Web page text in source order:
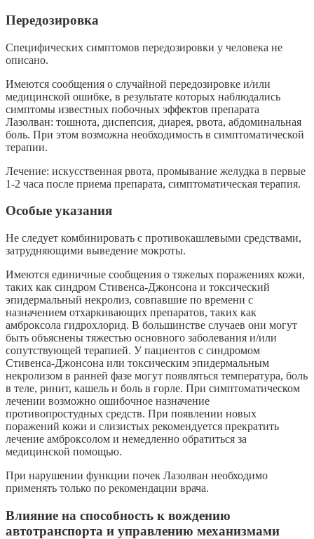
Передозировка
Специфических симптомов передозировки у человека не
описано.
Имеются сообщения о случайной передозировке и/или
медицинской ошибке, в результате которых наблюдались
симптомы известных побочных эффектов препарата
Лазолван: тошнота, диспепсия, диарея, рвота, абдоминальная
боль. При этом возможна необходимость в симптоматической
терапии.
Лечение: искусственная рвота, промывание желудка в первые
1-2 часа после приема препарата, симптоматическая терапия.
Особые указания
Не следует комбинировать с противокашлевыми средствами,
затрудняющими выведение мокроты.
Имеются единичные сообщения о тяжелых поражениях кожи,
таких как синдром Стивенса-Джонсона и токсический
эпидермальный некролиз, совпавшие по времени с
назначением отхаркивающих препаратов, таких как
амброксола гидрохлорид. В большинстве случаев они могут
быть объяснены тяжестью основного заболевания и/или
сопутствующей терапией. У пациентов с синдромом
Стивенса-Джонсона или токсическим эпидермальным
некролизом в ранней фазе могут появляться температура, боль
в теле, ринит, кашель и боль в горле. При симптоматическом
лечении возможно ошибочное назначение
противопростудных средств. При появлении новых
поражений кожи и слизистых рекомендуется прекратить
лечение амброксолом и немедленно обратиться за
медицинской помощью.
При нарушении функции почек Лазолван необходимо
применять только по рекомендации врача.
Влияние на способность к вождению
автотранспорта и управлению механизмами